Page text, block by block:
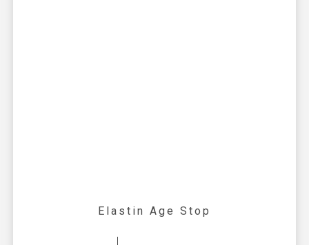
Elastin Age Stop